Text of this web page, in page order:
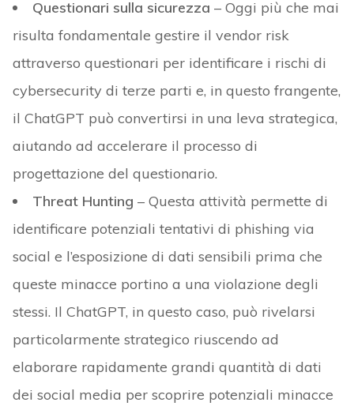
Questionari sulla sicurezza – Oggi più che mai
risulta fondamentale gestire il vendor risk
attraverso questionari per identificare i rischi di
cybersecurity di terze parti e, in questo frangente,
il ChatGPT può convertirsi in una leva strategica,
aiutando ad accelerare il processo di
progettazione del questionario.‍
Threat Hunting – Questa attività permette di
identificare potenziali tentativi di phishing via
social e l’esposizione di dati sensibili prima che
queste minacce portino a una violazione degli
stessi. Il ChatGPT, in questo caso, può rivelarsi
particolarmente strategico riuscendo ad
elaborare rapidamente grandi quantità di dati
dei social media per scoprire potenziali minacce